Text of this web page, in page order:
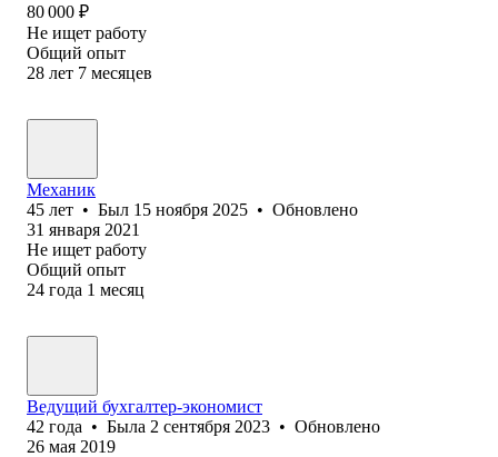
80 000 ₽
Не ищет работу
Общий опыт
28 лет 7 месяцев
Механик
45 лет • Был 15 ноября 2025 • Обновлено
31 января 2021
Не ищет работу
Общий опыт
24 года 1 месяц
Ведущий бухгалтер-экономист
42 года • Была 2 сентября 2023 • Обновлено
26 мая 2019